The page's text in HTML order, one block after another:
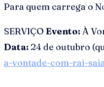
Para quem carrega o
SERVIÇO Evento: À
Data: 24 de outubro
a-vontade-com-rai-